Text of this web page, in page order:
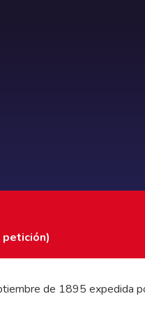
petición)
de 1895 expedida